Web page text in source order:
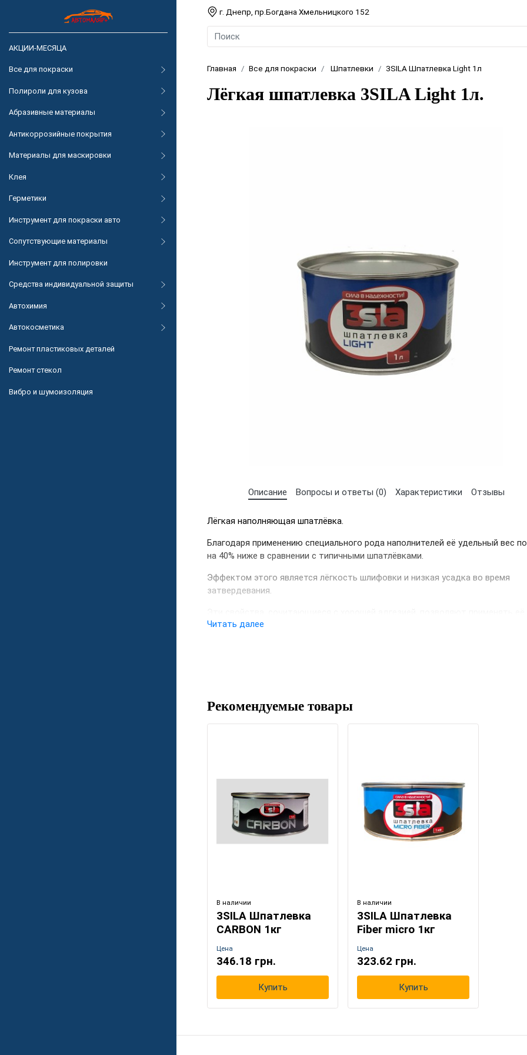
АКЦИИ-МЕСЯЦА
Все для покраски
Полироли для кузова
Абразивные материалы
Антикоррозийные покрытия
Материалы для маскировки
Клея
Герметики
Инструмент для покраски авто
Сопутствующие материалы
Инструмент для полировки
Средства индивидуальной защиты
Автохимия
Автокосметика
Ремонт пластиковых деталей
Ремонт стекол
Вибро и шумоизоляция
г. Днепр, пр.Богдана Хмельницкого 152
Главная Все для покраски Шпатлевки 3SILA Шпатлевка Light 1л
Лёгкая шпатлевка 3SILA Light 1л.
Выберите язык магазина
Описание Вопросы и ответы (0) Характеристики Отзывы
Лёгкая наполняющая шпатлёвка.
Благодаря применению специального рода наполнителей её удельный вес
на 40% ниже в сравнении с типичными шпатлёвками.
Эффектом этого является лёгкость шлифовки и низкая усадка во время
затвердевания.
больших площадях поверхности.
Читать далее
Рекомендуемые товары
В наличии
3SILA Шпатлевка
CARBON 1кг
Цена
346.18 грн.
Купить
В наличии
3SILA Шпатлевка
Fiber micro 1кг
Цена
323.62 грн.
Купить